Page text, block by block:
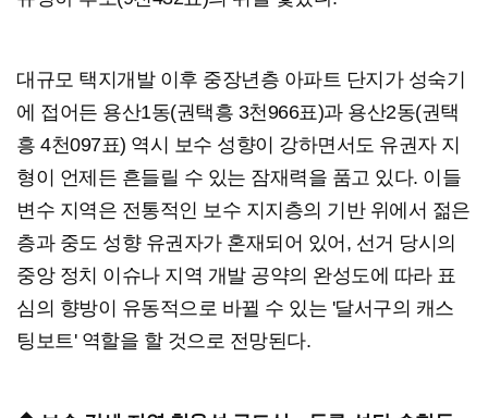
대규모 택지개발 이후 중장년층 아파트 단지가 성숙기
에 접어든 용산1동(권택흥 3천966표)과 용산2동(권택
흥 4천097표) 역시 보수 성향이 강하면서도 유권자 지
형이 언제든 흔들릴 수 있는 잠재력을 품고 있다. 이들
변수 지역은 전통적인 보수 지지층의 기반 위에서 젊은
층과 중도 성향 유권자가 혼재되어 있어, 선거 당시의
중앙 정치 이슈나 지역 개발 공약의 완성도에 따라 표
심의 향방이 유동적으로 바뀔 수 있는 '달서구의 캐스
팅보트' 역할을 할 것으로 전망된다.